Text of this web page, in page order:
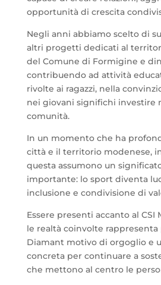
opportunità di crescita
Negli anni abbiamo scelto di
altri progetti dedicati al
del Comune di Formigine e
contribuendo ad attività
rivolte ai ragazzi, nella
nei giovani significhi investire
comunità.
In un momento che ha
città e il territorio modenese,
questa assumono un
importante: lo sport diventa
inclusione e condivisione di
Essere presenti accanto al CSI
le realtà coinvolte rappresenta
Diamant motivo di orgoglio e
concreta per continuare a
che mettono al centro le